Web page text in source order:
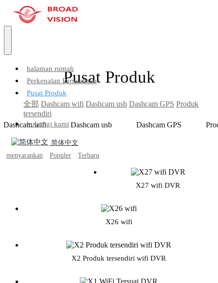
halaman rumah
Perkenalan Perusahaan
Pusat Produk
全部 Dashcam wifi Dashcam usb Dashcam GPS Produk
tersendiri
hubungi kami
简体中文
Pusat Produk
Dashcam wifi Dashcam usb Dashcam GPS
menyarankan Populer Terbaru
X27 wifi DVR
X26 wifi
X2 Produk tersendiri wifi DVR